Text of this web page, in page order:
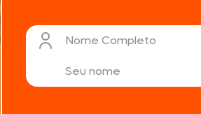
Nome Completo